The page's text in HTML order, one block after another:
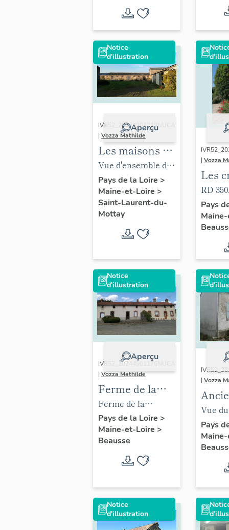
Notice
d'illustration
Aperçu
IVR52_20244901218NUCA
| Vozza Mathilde
Les maisons et
les fermes de
Saint-Laurent-
du-Mottay
Vue d'ensemble des
parties agricoles de
la ferme de la
Bizerie, Saint-
Laurent-du-Mottay.
Pays de la Loire >
Maine-et-Loire >
Saint-Laurent-du-
Mottay
| Vozza
Les
de la
de
RD
croix
quart
Pays
Notice
d'illustration
Aperçu
IVR52_20244901176NUCA
| Vozza Mathilde
Ferme de la
Challière
Ferme de la
Challière. Vue des
logis.
Pays de la Loire >
Maine-et-Loire >
Beausse
| Vozza
à
Vue
Pays
Notice
d'illustration